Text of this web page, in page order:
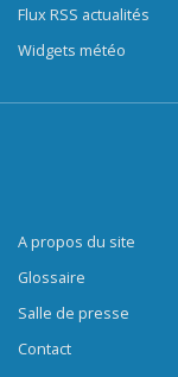
Flux RSS actualités
Widgets météo
A propos du site
Glossaire
Salle de presse
Contact